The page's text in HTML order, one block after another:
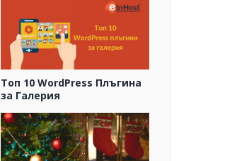
Топ 10 WordPress Плъгина
за Галерия